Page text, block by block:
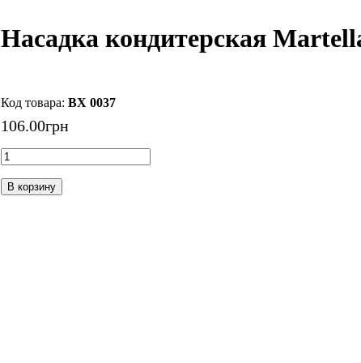
Насадка кондитерская
BX 0037
106.00грн
В корзину